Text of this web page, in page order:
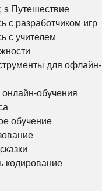
s Путешествие
с разработчиком игр
с учителем
для офлайн-
обучения
обучение
кодирование